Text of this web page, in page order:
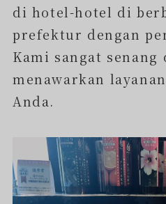
di hotel-hotel di
prefektur dengan
Kami sangat senang
menawarkan
Anda.